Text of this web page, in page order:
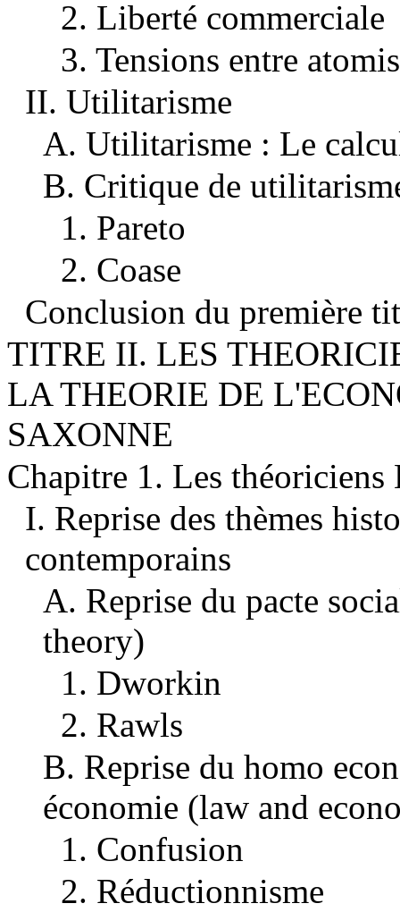
2. Liberté commerciale
3. Tensions entre
II. Utilitarisme
A. Utilitarisme : Le
B. Critique de
1. Pareto
2. Coase
Conclusion du première
TITRE II. LES
LA THEORIE DE
SAXONNE
Chapitre 1. Les théoriciens
I. Reprise des thèmes
contemporains
A. Reprise du pacte
theory)
1. Dworkin
2. Rawls
B. Reprise du homo
économie (law and
1. Confusion
2. Réductionnisme